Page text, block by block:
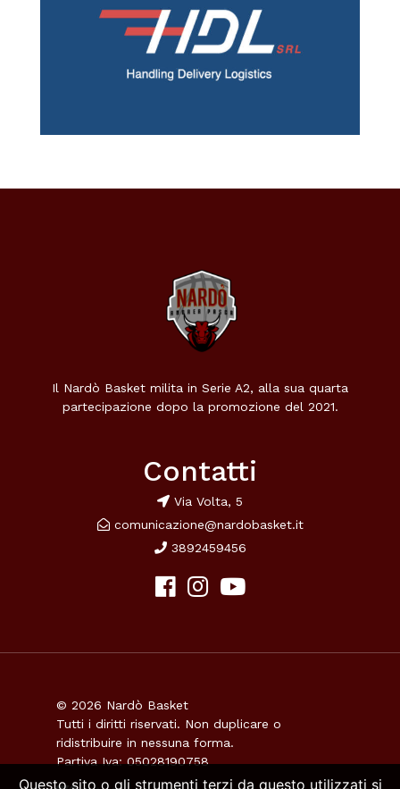
Il Nardò Basket milita in Serie A2, alla sua quarta
partecipazione dopo la promozione del 2021.
Contatti
Via Volta, 5
comunicazione@nardobasket.it
3892459456
© 2026 Nardò Basket
Tutti i diritti riservati. Non duplicare o
ridistribuire in nessuna forma.
Partiva Iva: 05028190758
Questo sito o gli strumenti terzi da questo utilizzati si